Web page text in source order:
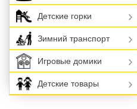
Детские горки
Зимний транспорт
Игровые домики
Детские товары